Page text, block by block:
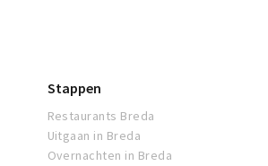
Stappen
Restaurants Breda
Uitgaan in Breda
Overnachten in Breda